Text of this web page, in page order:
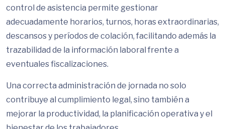
control de asistencia permite gestionar
adecuadamente horarios, turnos, horas extraordinarias,
descansos y períodos de colación, facilitando además la
trazabilidad de la información laboral frente a
eventuales fiscalizaciones.
Una correcta administración de jornada no solo
contribuye al cumplimiento legal, sino también a
mejorar la productividad, la planificación operativa y el